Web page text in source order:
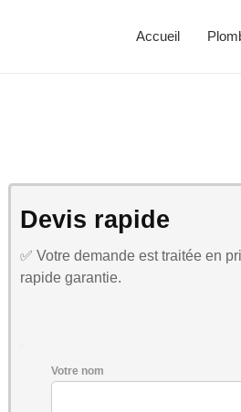
Accueil
Devis rapide
✅ Votre demande est traitée en
rapide garantie.
Votre nom